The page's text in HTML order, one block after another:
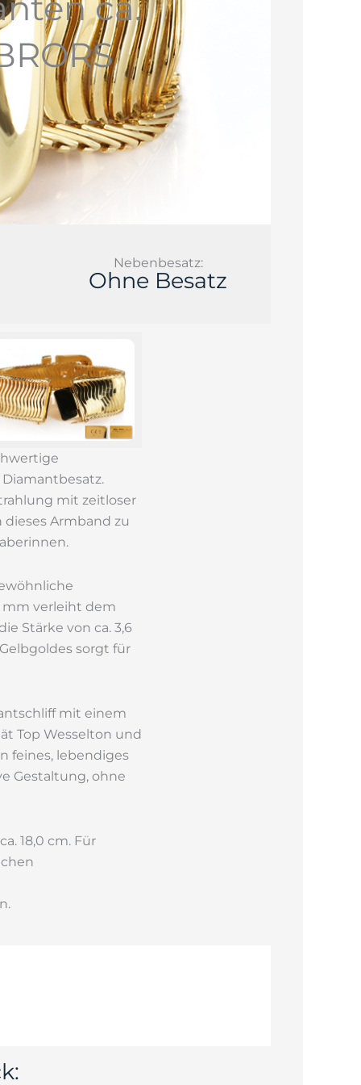
Nebenbesatz:
Ohne Besatz
mit zeitloser
Armband zu
mm verleiht dem
Stärke von ca. 3,6
sorgt für
mit einem
Top Wesselton und
feines, lebendiges
Gestaltung, ohne
18,0 cm. Für